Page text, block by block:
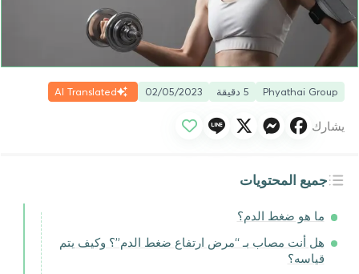
Phyathai Group 5 دقيقة 02/05/2023
AI Translated
يشارك
جميع المحتويات
ما هو ضغط الدم؟
هل أنت مصاب بـ “مرض ارتفاع ضغط الدم”؟ وكيف يتم
قياسه؟